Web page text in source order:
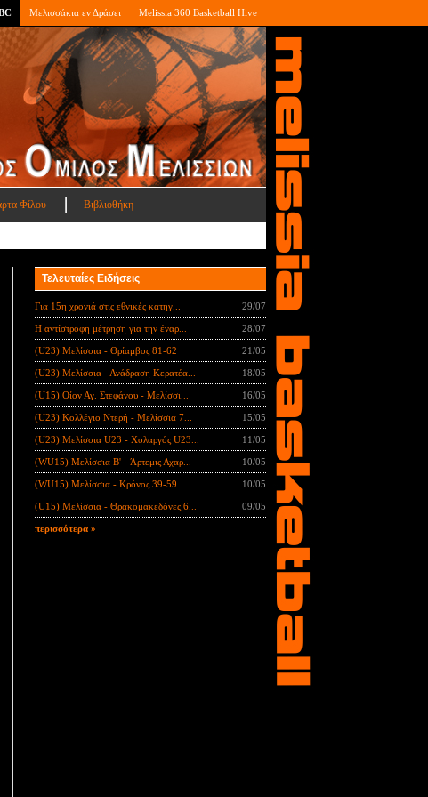
Μελισσάκια εν Δράσει Melissia 360 Basketball Hive
Φίλου Βιβλιοθήκη
Τελευταίες Ειδήσεις
Για 15η χρονιά στις εθνικές κατηγ... 29/07
Η αντίστροφη μέτρηση για την έναρ... 28/07
(U23) Μελίσσια - Θρίαμβος 81-62 21/05
(U23) Μελίσσια - Ανάδραση Κερατέα... 18/05
(U15) Οίον Αγ. Στεφάνου - Μελίσσι... 16/05
(U23) Κολλέγιο Ντερή - Μελίσσια 7... 15/05
(U23) Μελίσσια U23 - Χολαργός U23... 11/05
(WU15) Μελίσσια B' - Άρτεμις Αχαρ... 10/05
(WU15) Μελίσσια - Κρόνος 39-59 10/05
(U15) Μελίσσια - Θρακομακεδόνες 6... 09/05
περισσότερα »